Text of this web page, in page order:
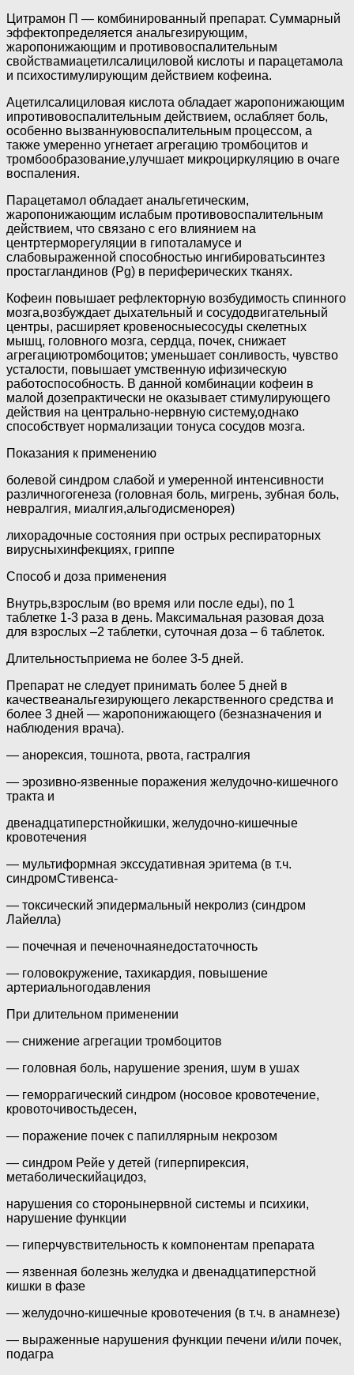
Цитрамон П — комбинированный препарат. Суммарный
эффектопределяется анальгезирующим,
жаропонижающим и противовоспалительным
свойствамиацетилсалициловой кислоты и парацетамола
и психостимулирующим действием кофеина.
Ацетилсалициловая кислота обладает жаропонижающим
ипротивовоспалительным действием, ослабляет боль,
особенно вызваннуювоспалительным процессом, а
также умеренно угнетает агрегацию тромбоцитов и
тромбообразование,улучшает микроциркуляцию в очаге
воспаления.
Парацетамол обладает анальгетическим,
жаропонижающим ислабым противовоспалительным
действием, что связано с его влиянием на
центртерморегуляции в гипоталамусе и
слабовыраженной способностью ингибироватьсинтез
простагландинов (Pg) в периферических тканях.
Кофеин повышает рефлекторную возбудимость спинного
мозга,возбуждает дыхательный и сосудодвигательный
центры, расширяет кровеносныесосуды скелетных
мышц, головного мозга, сердца, почек, снижает
агрегациютромбоцитов; уменьшает сонливость, чувство
усталости, повышает умственную ифизическую
работоспособность. В данной комбинации кофеин в
малой дозепрактически не оказывает стимулирующего
действия на центрально-нервную систему,однако
способствует нормализации тонуса сосудов мозга.
Показания к применению
болевой синдром слабой и умеренной интенсивности
различногогенеза (головная боль, мигрень, зубная боль,
невралгия, миалгия,альгодисменорея)
лихорадочные состояния при острых респираторных
вирусныхинфекциях, гриппе
Способ и доза применения
Внутрь,взрослым (во время или после еды), по 1
таблетке 1-3 раза в день. Максимальная разовая доза
для взрослых –2 таблетки, суточная доза – 6 таблеток.
Длительностьприема не более 3-5 дней.
Препарат не следует принимать более 5 дней в
качествеанальгезирующего лекарственного средства и
более 3 дней — жаропонижающего (безназначения и
наблюдения врача).
— анорексия, тошнота, рвота, гастралгия
— эрозивно-язвенные поражения желудочно-кишечного
тракта и
двенадцатиперстнойкишки, желудочно-кишечные
кровотечения
— мультиформная экссудативная эритема (в т.ч.
синдромСтивенса-
— токсический эпидермальный некролиз (синдром
Лайелла)
— почечная и печеночнаянедостаточность
— головокружение, тахикардия, повышение
артериальногодавления
При длительном применении
— снижение агрегации тромбоцитов
— головная боль, нарушение зрения, шум в ушах
— геморрагический синдром (носовое кровотечение,
кровоточивостьдесен,
— поражение почек с папиллярным некрозом
— синдром Рейе у детей (гиперпирексия,
метаболическийацидоз,
нарушения со сторонынервной системы и психики,
нарушение функции
— гиперчувствительность к компонентам препарата
— язвенная болезнь желудка и двенадцатиперстной
кишки в фазе
— желудочно-кишечные кровотечения (в т.ч. в анамнезе)
— выраженные нарушения функции печени и/или почек,
подагра